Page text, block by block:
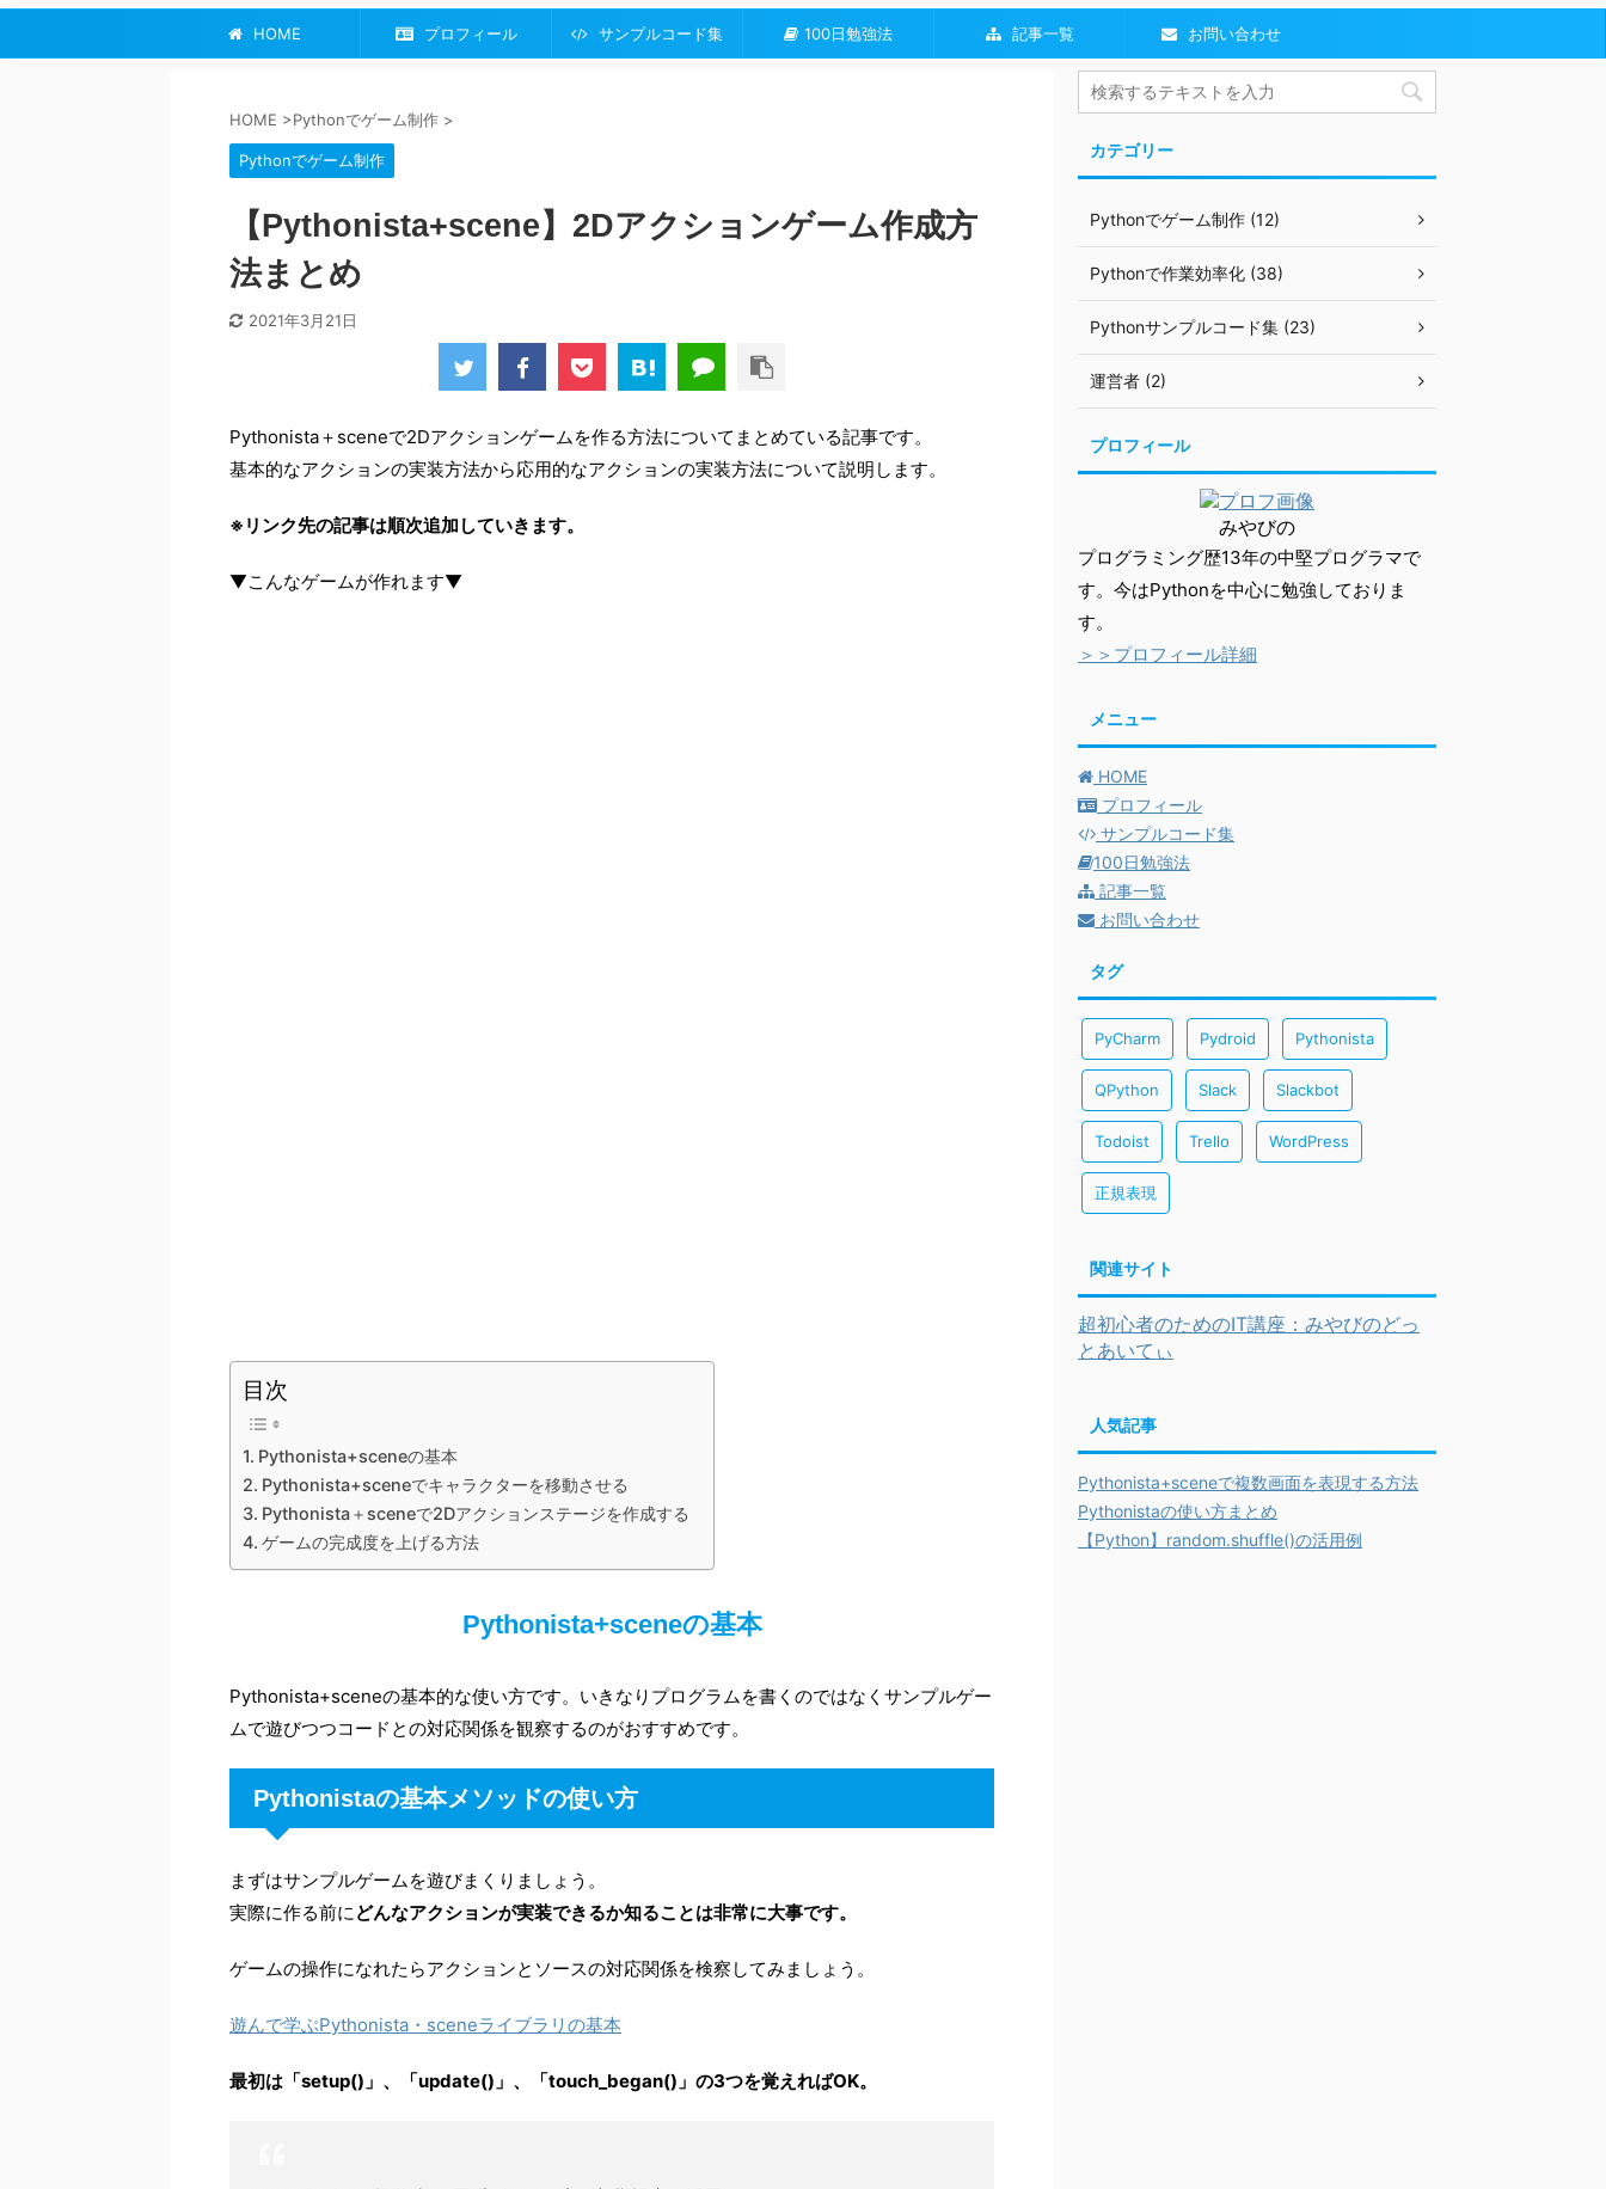
HOME プロフィール サンプルコード集 100日勉強法 記事一覧 お問い合わせ
HOME >Pythonでゲーム制作 >
Pythonでゲーム制作
【Pythonista+scene】2Dアクションゲーム作成方
法まとめ
2021年3月21日
Pythonista＋sceneで2Dアクションゲームを作る方法についてまとめている記事です。
基本的なアクションの実装方法から応用的なアクションの実装方法について説明します。
※リンク先の記事は順次追加していきます。
▼こんなゲームが作れます▼
目次
Pythonista+sceneの基本
Pythonista+sceneでキャラクターを移動させる
Pythonista＋sceneで2Dアクションステージを作成する
ゲームの完成度を上げる方法
Pythonista+sceneの基本
Pythonista+sceneの基本的な使い方です。いきなりプログラムを書くのではなくサンプルゲー
ムで遊びつつコードとの対応関係を観察するのがおすすめです。
Pythonistaの基本メソッドの使い方
まずはサンプルゲームを遊びまくりましょう。
実際に作る前にどんなアクションが実装できるか知ることは非常に大事です。
ゲームの操作になれたらアクションとソースの対応関係を検察してみましょう。
遊んで学ぶPythonista・sceneライブラリの基本
最初は「setup()」、「update()」、「touch_began()」の3つを覚えればOK。
カテゴリー
Pythonでゲーム制作 (12)
Pythonで作業効率化 (38)
Pythonサンプルコード集 (23)
運営者 (2)
プロフィール
みやびの
プログラミング歴13年の中堅プログラマで
す。今はPythonを中心に勉強しておりま
す。
＞＞プロフィール詳細
メニュー
HOME
プロフィール
サンプルコード集
100日勉強法
記事一覧
お問い合わせ
タグ
PyCharm Pydroid Pythonista
QPython Slack Slackbot
Todoist Trello WordPress
正規表現
関連サイト
超初心者のためのIT講座：みやびのどっ
とあいてぃ
人気記事
Pythonista+sceneで複数画面を表現する方法
Pythonistaの使い方まとめ
【Python】random.shuffle()の活用例